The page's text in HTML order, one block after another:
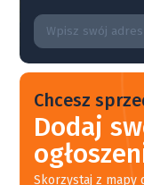
Chcesz
Dodaj
Skorzystaj z mapy